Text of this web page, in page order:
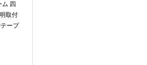
四
取付
ープ